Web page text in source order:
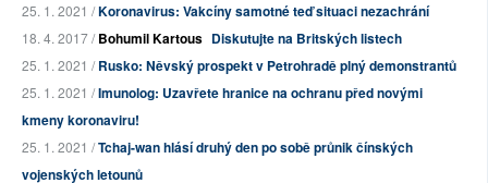
25. 1. 2021 /Koronavirus: Vakcíny samotné teď situaci nezachrání
18. 4. 2017 /Bohumil Kartous Diskutujte na Britských listech
25. 1. 2021 /Rusko: Něvský prospekt v Petrohradě plný demonstrantů
25. 1. 2021 /Imunolog: Uzavřete hranice na ochranu před novými
kmeny koronaviru!
25. 1. 2021 /Tchaj-wan hlásí druhý den po sobě průnik čínských
vojenských letounů